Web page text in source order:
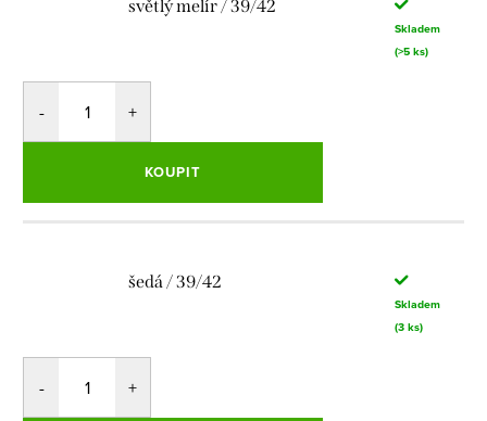
světlý melír / 39/42
Skladem
(>5 ks)
KOUPIT
šedá / 39/42
Skladem
(3 ks)